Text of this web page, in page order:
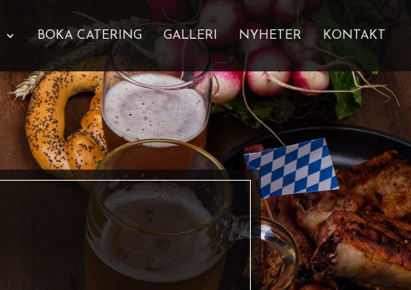
BOKA CATERING GALLERI NYHETER KONTAKT